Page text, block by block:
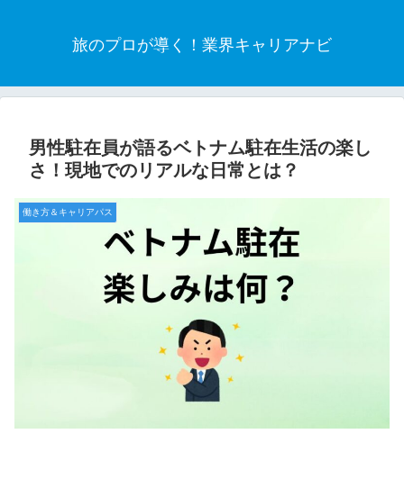
旅のプロが導く！業界キャリアナビ
男性駐在員が語るベトナム駐在生活の楽し
さ！現地でのリアルな日常とは？
働き方＆キャリアパス